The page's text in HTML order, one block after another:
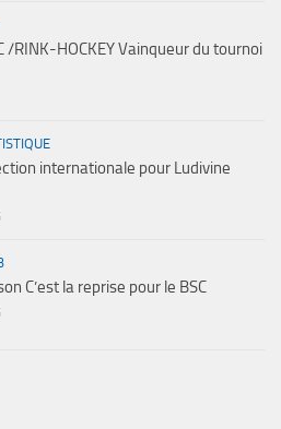
/RINK-HOCKEY Vainqueur du tournoi
internationale pour Ludivine
C’est la reprise pour le BSC